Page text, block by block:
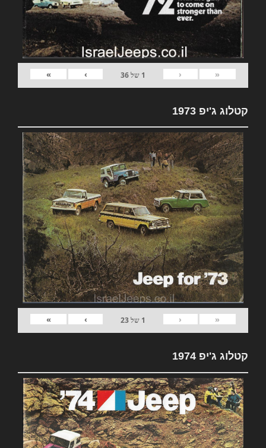
«
‹
1 של36
›
»
קטלוג ג'יפ 1973
«
‹
1 של23
›
»
קטלוג ג'יפ 1974